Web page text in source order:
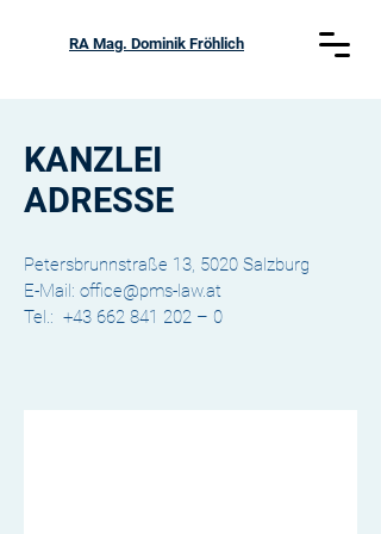
RA Mag. Dominik Fröhlich
KANZLEI
ADRESSE
Petersbrunnstraße 13, 5020 Salzburg
E-Mail: office@pms-law.at
Tel.: +43 662 841 202 – 0